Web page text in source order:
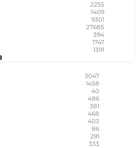
2255
1409
9301
27685
394
1747
1391
3047
1458
40
486
381
468
403
86
291
333